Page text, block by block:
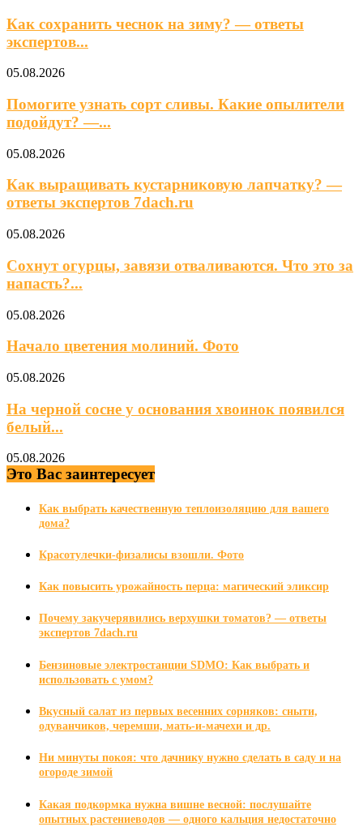
Как сохранить чеснок на зиму? — ответы
экспертов...
05.08.2026
Помогите узнать сорт сливы. Какие опылители
подойдут? —...
05.08.2026
Как выращивать кустарниковую лапчатку? —
ответы экспертов 7dach.ru
05.08.2026
Сохнут огурцы, завязи отваливаются. Что это за
напасть?...
05.08.2026
Начало цветения молиний. Фото
05.08.2026
На черной сосне у основания хвоинок появился
белый...
05.08.2026
Это Вас заинтересует
Как выбрать качественную теплоизоляцию для вашего
дома?
Красотулечки-физалисы взошли. Фото
Как повысить урожайность перца: магический эликсир
Почему закучерявились верхушки томатов? — ответы
экспертов 7dach.ru
Бензиновые электростанции SDMO: Как выбрать и
использовать с умом?
Вкусный салат из первых весенних сорняков: сныти,
одуванчиков, черемши, мать-и-мачехи и др.
Ни минуты покоя: что дачнику нужно сделать в саду и на
огороде зимой
Какая подкормка нужна вишне весной: послушайте
опытных растениеводов — одного кальция недостаточно